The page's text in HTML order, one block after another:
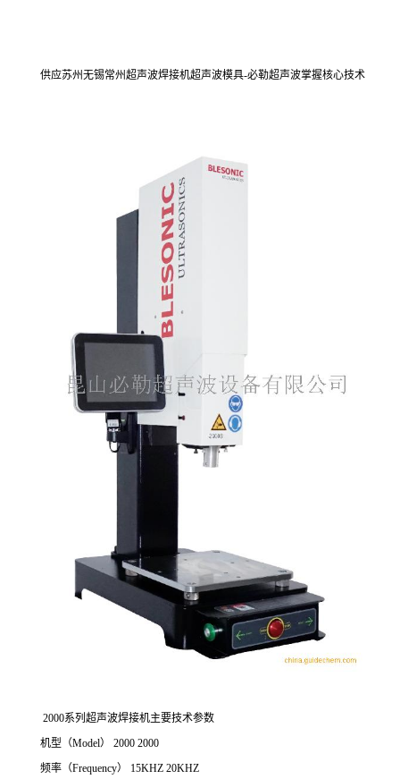
供应苏州无锡常州超声波焊接机超声波模具-必勒超声波掌握核心技术
2000系列超声波焊接机主要技术参数
机型（Model） 2000 2000
频率（Frequency） 15KHZ 20KHZ